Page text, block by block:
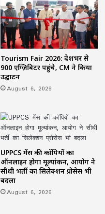
Tourism Fair 2026: देशभर से
900 एग्ज़िबिटर पहुंचे, CM ने किया
उद्घाटन
August 6, 2026
UPPCS मेंस की कॉपियों का
ऑनलाइन होगा मूल्यांकन, आयोग ने
सीधी भर्ती का सिलेक्शन प्रोसेस भी
बदला
August 6, 2026